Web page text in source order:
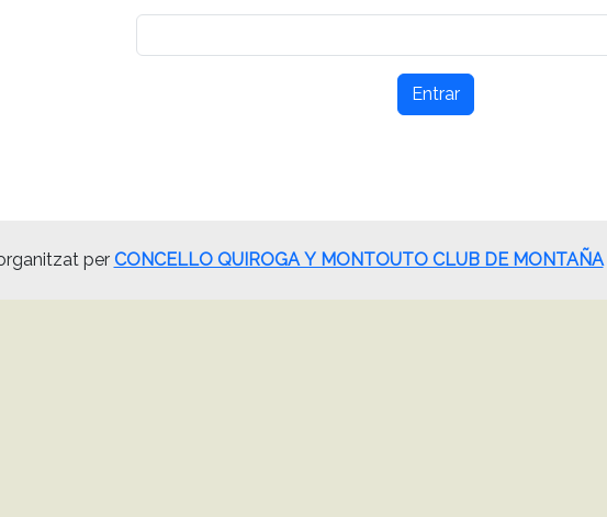
Entrar
per CONCELLO QUIROGA Y MONTOUTO CLUB DE MONTAÑA